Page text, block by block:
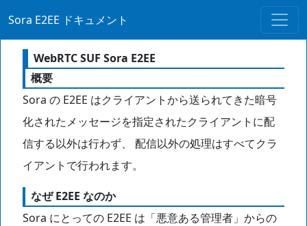
Sora E2EE ドキュメント
WebRTC SUF Sora E2EE
概要
Sora の E2EE はクライアントから送られてきた暗号
化されたメッセージを指定されたクライアントに配
信する以外は行わず、 配信以外の処理はすべてクラ
イアントで行われます。
なぜ E2EE なのか
Sora にとっての E2EE は「悪意ある管理者」からの